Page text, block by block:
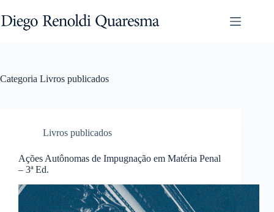
para
o
Categoria Livros publicados
Livros publicados
Ações Autônomas de Impugnação em Matéria Penal
– 3ª Ed.